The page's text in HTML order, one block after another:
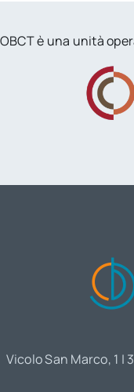
OBCT è una unità
Vicolo San Marco, 1 |